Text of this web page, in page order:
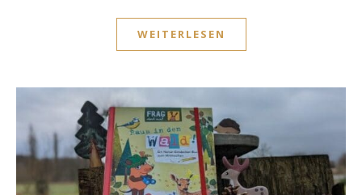
WEITERLESEN